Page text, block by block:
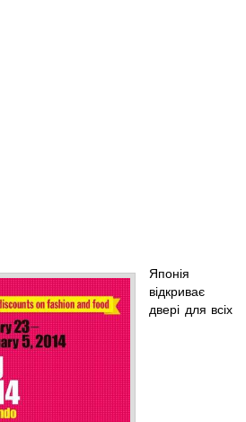
Японія
відкриває
двері для всіх